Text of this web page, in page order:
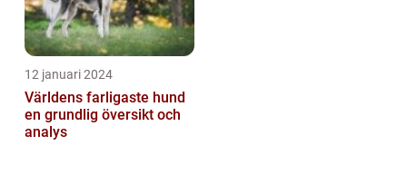
12 januari 2024
Världens farligaste hund
en grundlig översikt och
analys